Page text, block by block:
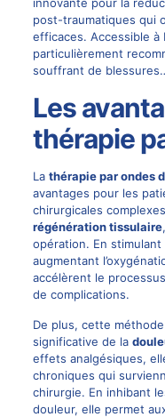
post-traumatiques qui
efficaces. Accessible
particulièrement
souffrant de
Les
thérapie
La thérapie par ondes
avantages pour les
chirurgicales
régénération tissulaire
opération. En
augmentant
accélèrent le
de complications.
De plus, cette
significative de la
effets analgésiques,
chroniques qui
chirurgie. En inhibant
douleur, elle permet